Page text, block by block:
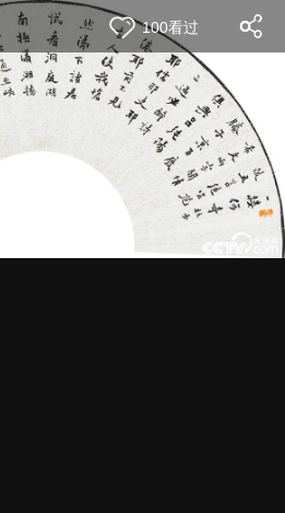
100看过